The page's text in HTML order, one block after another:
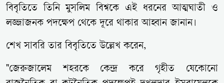
বিবৃতিতে তিনি মুসলিম বিশ্বকে এই ধরনের আত্মঘাতী ও
লজ্জাজনক পদক্ষেপ থেকে দূরে থাকার আহ্বান জানান।
শেখ সাবরি তার বিবৃতিতে উল্লেখ করেন,
"জেরুজালেম শহরকে কেন্দ্র করে গৃহীত যেকোনো